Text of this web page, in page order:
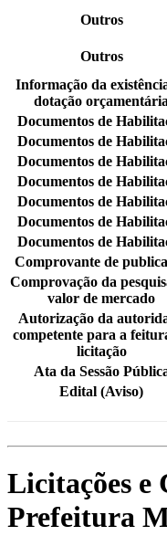
Outros
Outros
Informação da
dotação orçamentária
Documentos de
Documentos de
Documentos de
Documentos de
Documentos de
Documentos de
Documentos de
Comprovante de
Comprovação da
valor de mercado
Autorização da
competente para a
licitação
Ata da Sessão
Edital (Aviso)
Licitações e
Prefeitura